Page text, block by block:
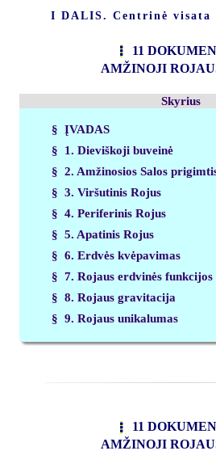
I DALIS. Centrinė visata
11
AMŽINOJI
Skyrius
§ ĮVADAS
§ 1. Dieviškoji buveinė
§ 2. Amžinosios Salos
§ 3. Viršutinis Rojus
§ 4. Periferinis Rojus
§ 5. Apatinis Rojus
§ 6. Erdvės kvėpavimas
§ 7. Rojaus erdvinės funkcijos
§ 8. Rojaus gravitacija
§ 9. Rojaus unikalumas
11
AMŽINOJI